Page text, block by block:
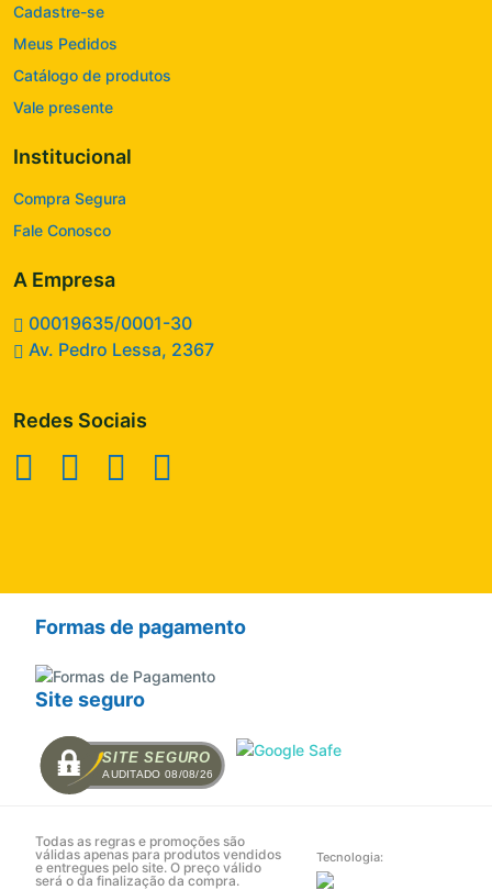
Cadastre-se
Meus Pedidos
Catálogo de produtos
Vale presente
Institucional
Compra Segura
Fale Conosco
A Empresa
00019635/0001-30
Av. Pedro Lessa, 2367
Redes Sociais
Formas de pagamento
Site seguro
SITE SEGURO
AUDITADO 08/08/26
Todas as regras e promoções são
válidas apenas para produtos vendidos
e entregues pelo site. O preço válido
será o da finalização da compra.
Tecnologia: